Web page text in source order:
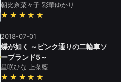
朝比奈菜々子 彩華ゆかり
★★★★★
2018-07-01
蝶が如く ～ピンク通りの二輪車ソ
ープランド5～
星咲ひな 上条藍
★★★★★